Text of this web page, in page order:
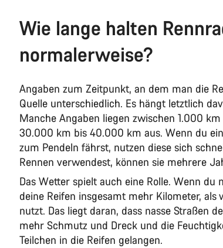
Wie lange halten
normalerweise?
Angaben zum Zeitpunkt, an dem man die
Quelle unterschiedlich. Es hängt letztlich
Manche Angaben liegen zwischen 1.000
30.000 km bis 40.000 km aus. Wenn du
zum Pendeln fährst, nutzen diese sich
Rennen verwendest, können sie mehrere
Das Wetter spielt auch eine Rolle. Wenn
deine Reifen insgesamt mehr Kilometer,
nutzt. Das liegt daran, dass nasse Straßen
mehr Schmutz und Dreck und die
Teilchen in die Reifen gelangen.